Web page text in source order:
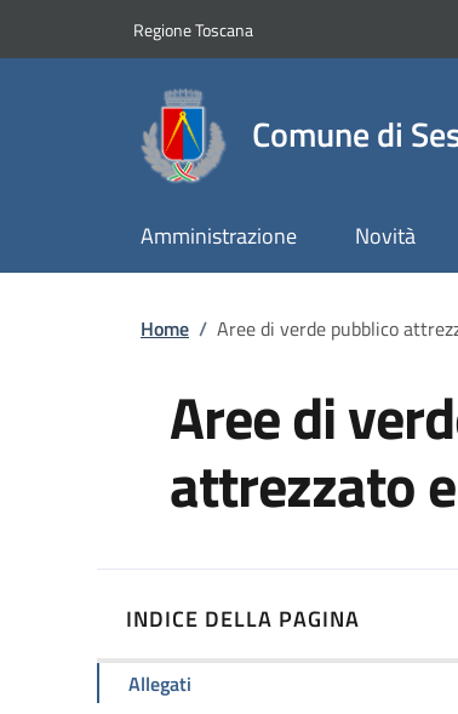
Regione ToscanaSlim top
Comune di
Amministrazione Novità
Briciole di pane
Home / Aree di verde pubblico
Aree di
attrezzato
INDICE DELLA PAGINA
Allegati